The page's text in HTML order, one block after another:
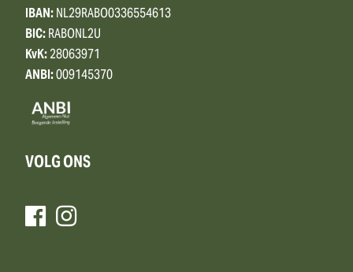
IBAN:NL29RABO0336554613
BIC:RABONL2U
KvK:28063971
ANBI:009145370
VOLG ONS